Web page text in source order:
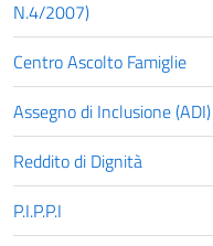
N.4/2007)
Centro Ascolto Famiglie
Assegno di Inclusione (ADI)
Reddito di Dignità
P.I.P.P.I